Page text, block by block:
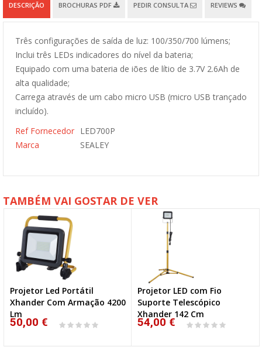
DESCRIÇÃO BROCHURAS PDF PEDIR CONSULTA REVIEWS
Três configurações de saída de luz: 100/350/700 lúmens;
Inclui três LEDs indicadores do nível da bateria;
Equipado com uma bateria de iões de lítio de 3.7V 2.6Ah de
alta qualidade;
Carrega através de um cabo micro USB (micro USB trançado
incluído).
Ref Fornecedor LED700P
Marca
SEALEY
TAMBÉM VAI GOSTAR DE VER
Projetor Led Portátil
Xhander Com Armação 4200
Lm
50,00 €
Projetor LED com Fio
Suporte Telescópico
Xhander 142 Cm
54,00 €